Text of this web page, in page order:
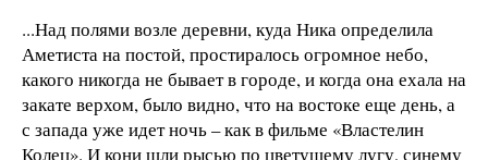
...Над полями возле деревни, куда Ника определила
Аметиста на постой, простиралось огромное небо,
какого никогда не бывает в городе, и когда она ехала на
закате верхом, было видно, что на востоке еще день, а
с запада уже идет ночь – как в фильме «Властелин
Колец». И кони шли рысью по цветущему лугу, синему